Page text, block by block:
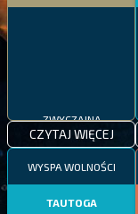
ZWYCZAJNA
CZYTAJ WIĘCEJ
WYSPA WOLNOŚCI
TAUTOGA